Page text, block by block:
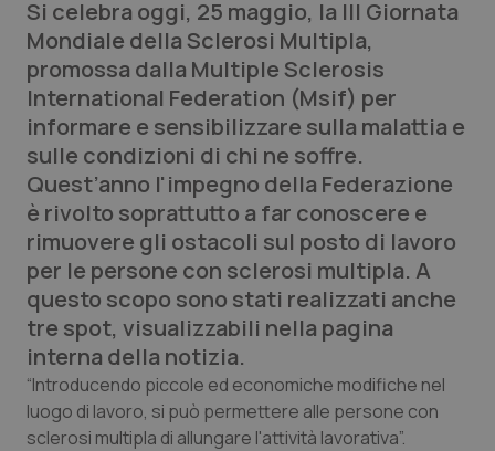
Scienza e Farmaci
Studi e Analisi
Lettere al direttore
Edizioni Regionali
QS Pro
Professionisti Sanitari.AI
Abruzzo
Basilicata
QS Pro Gold
Artrite & artrosi
QS Club Newsletter
Si celebra oggi, 25 maggio, la III Giornata
Mondiale della Sclerosi Multipla,
promossa dalla Multiple Sclerosis
International Federation (Msif) per
informare e sensibilizzare sulla malattia e
sulle condizioni di chi ne soffre.
Quest’anno l'impegno della Federazione
è rivolto soprattutto a far conoscere e
rimuovere gli ostacoli sul posto di lavoro
per le persone con sclerosi multipla. A
questo scopo sono stati realizzati anche
tre spot, visualizzabili nella pagina
interna della notizia.
“Introducendo piccole ed economiche modifiche nel
luogo di lavoro, si può permettere alle persone con
sclerosi multipla di allungare l'attività lavorativa”.